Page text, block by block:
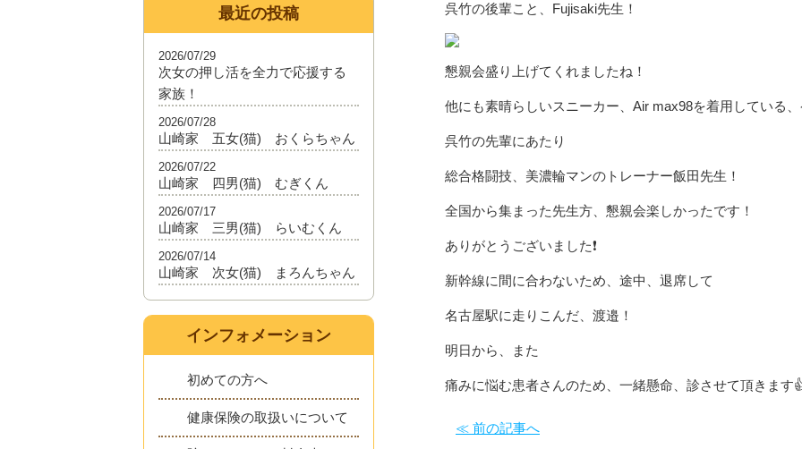
呉竹の後輩こと、Fujisaki先生！
懇親会盛り上げてくれましたね！
他にも素晴らしいスニーカー、Air max98を着用している
呉竹の先輩にあたり
総合格闘技、美濃輪マンのトレーナー飯田先生！
全国から集まった先生方、懇親会楽しかったです！
ありがとうございました❗️
新幹線に間に合わないため、途中、退席して
名古屋駅に走りこんだ、渡邉！
明日から、また
痛みに悩む患者さんのため、一緒懸命、診させて頂きます
≪ 前の記事へ
最近の投稿
次女の押し活を全力で応援する
家族！
2026/07/29
山崎家 五女(猫) おくらちゃん
2026/07/28
山崎家 四男(猫) むぎくん
2026/07/22
山崎家 三男(猫) らいむくん
2026/07/17
山崎家 次女(猫) まろんちゃん
2026/07/14
インフォメーション
初めての方へ
健康保険の取扱いについて